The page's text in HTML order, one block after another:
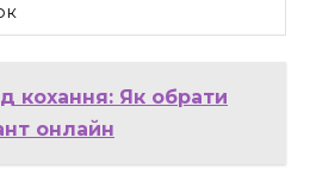
кохання: Як обрати
онлайн